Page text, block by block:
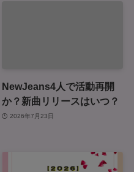
NewJeans4人で活動再開
か？新曲リリースはいつ？
2026年7月23日